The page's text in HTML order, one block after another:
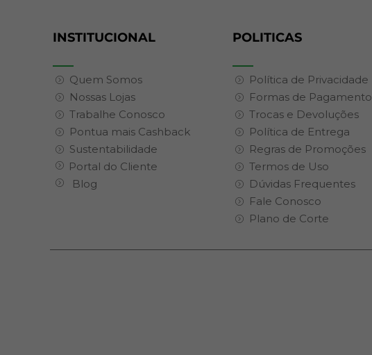
INSTITUCIONAL
Quem Somos
Nossas Lojas
Trabalhe Conosco
Pontua mais Cashback
Sustentabilidade
Portal do Cliente
Blog
POLITICAS
Política de Privacidade
Formas de Pagamento
Trocas e Devoluções
Política de Entrega
Regras de Promoções
Termos de Uso
Dúvidas Frequentes
Fale Conosco
Plano de Corte